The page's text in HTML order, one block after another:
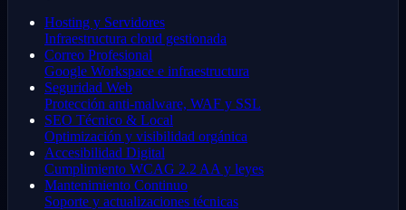
Hosting y Servidores
Infraestructura cloud gestionada
Correo Profesional
Google Workspace e infraestructura
Seguridad Web
Protección anti-malware, WAF y SSL
SEO Técnico & Local
Optimización y visibilidad orgánica
Accesibilidad Digital
Cumplimiento WCAG 2.2 AA y leyes
Mantenimiento Continuo
Soporte y actualizaciones técnicas